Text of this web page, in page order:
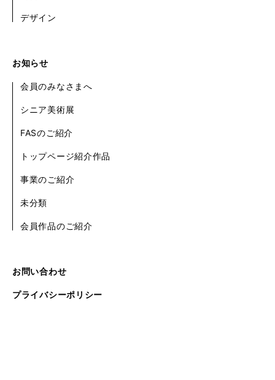
デザイン
お知らせ
会員のみなさまへ
シニア美術展
FASのご紹介
トップページ紹介作品
事業のご紹介
未分類
会員作品のご紹介
お問い合わせ
プライバシーポリシー